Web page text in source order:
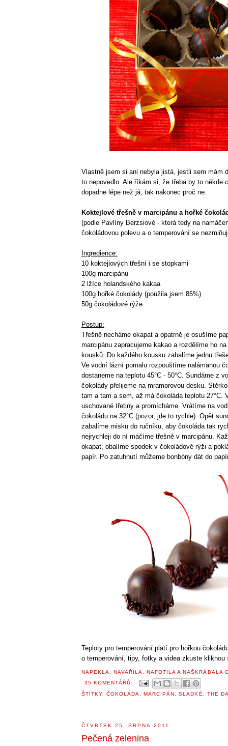
Vlastně jsem si ani nebyla jistá, jestli sem mám
to nepovedlo. Ale říkám si, že třeba by to někde
dopadne lépe než já, tak nakonec proč ne.
Koktejlové třešně v marcipánu a hořké
(podle Pavlíny Berzsiové - která tedy na
čokoládovou polevu a o temperování se
Ingredience:
10 koktejlových třešní i se stopkami
100g marcipánu
2 lžíce holandského kakaa
100g hořké čokolády (použila jsem 85%)
50g čokoládové rýže
Postup:
Třešně necháme okapat a opatrně je osušíme
marcipánu zapracujeme kakao a rozdělíme ho
kousků. Do každého kousku zabalíme jednu
Ve vodní lázní pomalu rozpouštíme nalámanou
dostaneme na teplotu 45°C - 50°C. Sundáme z
čokolády přelijeme na mramorovou desku.
tam a tam a sem, až má čokoláda teplotu 27°C.
uschované třetiny a promícháme. Vrátíme na
čokoládu na 32°C (pozor, jde to rychle). Opět
zabalíme misku do ručníku, aby čokoláda tak
nejrychleji do ní máčíme třešně v marcipánu.
okapat, obalíme spodek v čokoládové rýži a
papír. Po zatuhnutí můžeme bonbóny dát do
Teploty pro temperování platí pro hořkou
o temperování, tipy, fotky a videa zkuste kliknou
NAPEKLA, NAVAŘILA, NAFOTILA A NAŠKRÁBALA
35 KOMENTÁŘŮ:
ŠTÍTKY:ČOKOLÁDA ,MARCIPÁN ,SLADKÉ THE
ČTVRTEK 25. SRPNA 2011
Pečená zelenina